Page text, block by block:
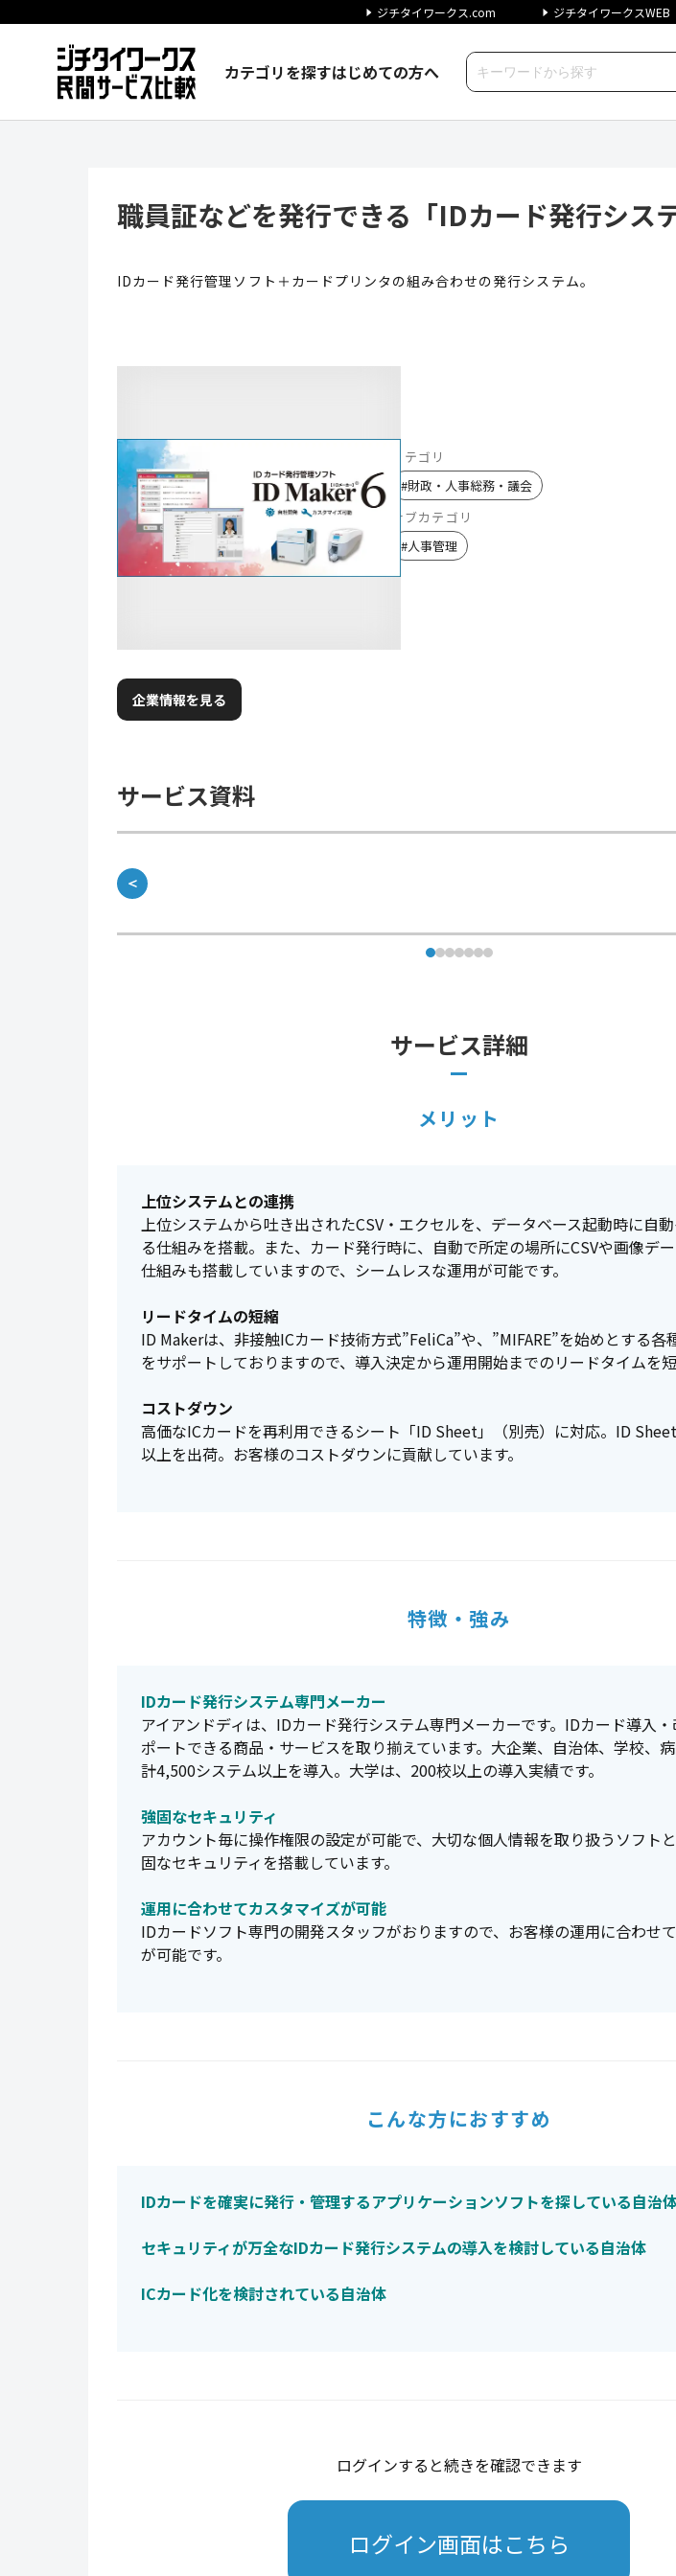
ジチタイワークス.com ジチタイワークスWEB
カテゴリを探すはじめての方へ
職員証などを発行できる「IDカード発行システ
IDカード発行管理ソフト＋カードプリンタの組み合わせの発行システム。
カテゴリ
#財政・人事総務・議会
サブカテゴリ
#人事管理
企業情報を見る
サービス資料
＜
サービス詳細
メリット
上位システムとの連携
上位システムから吐き出されたCSV・エクセルを、データベース起動時に自
る仕組みを搭載。また、カード発行時に、自動で所定の場所にCSVや画像デ
仕組みも搭載していますので、シームレスな運用が可能です。
リードタイムの短縮
ID Makerは、非接触ICカード技術方式”FeliCa”や、”MIFARE”を始めとする各
をサポートしておりますので、導入決定から運用開始までのリードタイムを短
コストダウン
高価なICカードを再利用できるシート「ID Sheet」（別売）に対応。ID
以上を出荷。お客様のコストダウンに貢献しています。
特徴・強み
IDカード発行システム専門メーカー
アイアンドディは、IDカード発行システム専門メーカーです。IDカード導入
ポートできる商品・サービスを取り揃えています。大企業、自治体、学校、
計4,500システム以上を導入。大学は、200校以上の導入実績です。
強固なセキュリティ
アカウント毎に操作権限の設定が可能で、大切な個人情報を取り扱うソフト
固なセキュリティを搭載しています。
運用に合わせてカスタマイズが可能
IDカードソフト専門の開発スタッフがおりますので、お客様の運用に合わせ
が可能です。
こんな方におすすめ
IDカードを確実に発行・管理するアプリケーションソフトを探している自治
セキュリティが万全なIDカード発行システムの導入を検討している自治体
ICカード化を検討されている自治体
ログインすると続きを確認できます
ログイン画面はこちら